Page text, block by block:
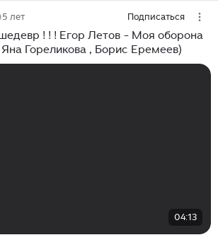
5 лет Подписаться
! ! ! Егор Летов - Моя оборона
Гореликова , Борис Еремеев)
04:13